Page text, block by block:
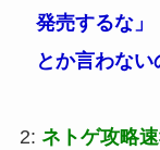
発売するな」
とか言わない
2: ネトゲ攻略